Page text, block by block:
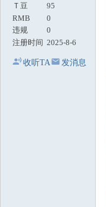
Ｔ豆
95
RMB
0
违规
0
注册时间 2025-8-6
收听TA 发消息